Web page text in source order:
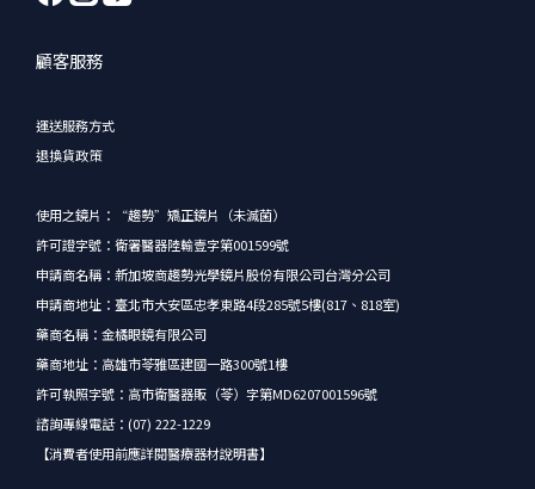
顧客服務
運送服務方式
退換貨政策
使用之鏡片：“趨勢”矯正鏡片（未滅菌）
許可證字號：衛署醫器陸輸壹字第001599號
申請商名稱：新加坡商趨勢光學鏡片股份有限公司台灣分公司
申請商地址：臺北市大安區忠孝東路4段285號5樓(817、818室)
藥商名稱：金橘眼鏡有限公司
藥商地址：高雄市苓雅區建國一路300號1樓
許可執照字號：高市衛醫器販（苓）字第MD6207001596號
諮詢專線電話：(07) 222-1229
【消費者使用前應詳閱醫療器材說明書】